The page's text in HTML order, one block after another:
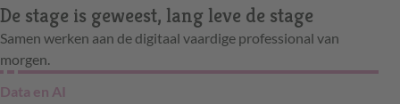
De stage is geweest, lang leve de stage
Samen werken aan de digitaal vaardige professional van
morgen.
Data en AI